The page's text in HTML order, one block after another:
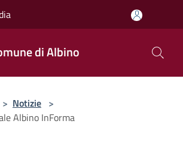
di Albino
> Notizie >
Albino InForma